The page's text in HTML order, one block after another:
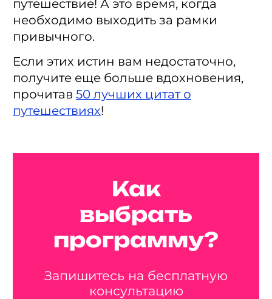
путешествие! А это время, когда
необходимо выходить за рамки
привычного.
Если этих истин вам недостаточно,
получите еще больше вдохновения,
прочитав 50 лучших цитат о
путешествиях!
Как
выбрать
программу?
Запишитесь на бесплатную
консультацию